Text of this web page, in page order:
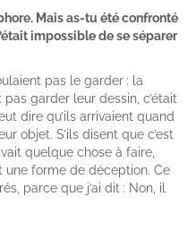
Mais as-tu été confronté
impossible de se séparer
pas le garder : la
garder leur dessin, c’était
dire qu’ils arrivaient quand
objet. S’ils disent que c’est
quelque chose à faire,
une forme de déception. Ce
parce que j’ai dit : Non, il